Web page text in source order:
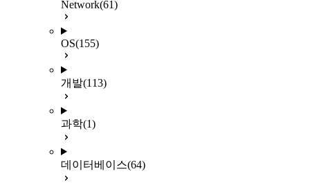
Network(61)
OS(155)
개발(113)
과학(1)
데이터베이스(64)